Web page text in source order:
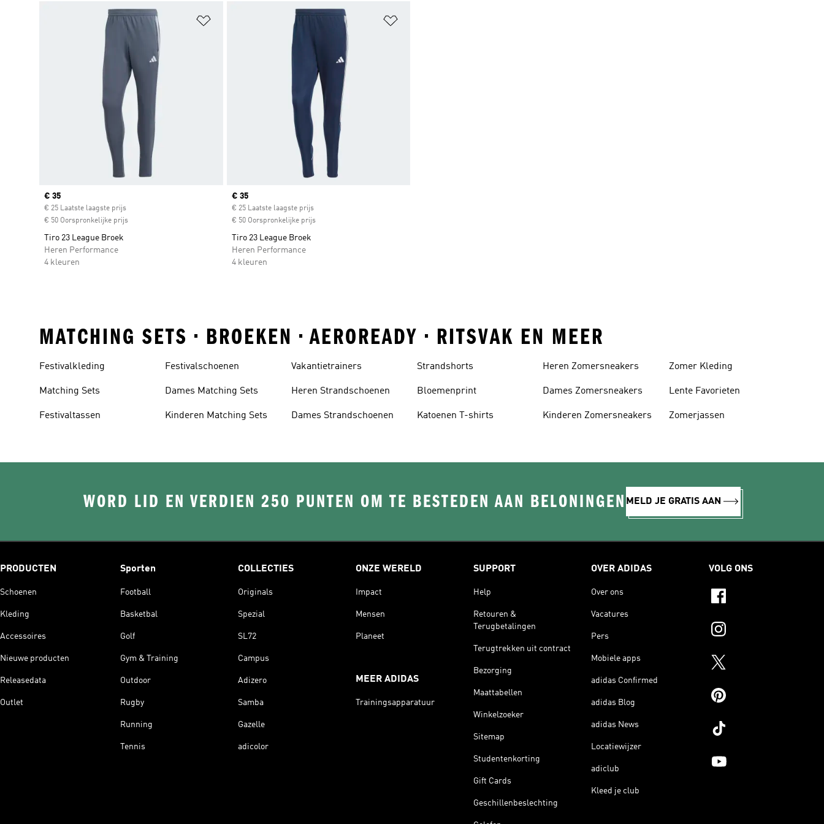
Op verlanglijst zetten
Current price
€ 35
€ 25 Laatste laagste prijs
€ 50 Oorspronkelijke prijs
Tiro 23 League Broek
Heren Performance
4 kleuren
Current price
€ 35
€ 25 Laatste laagste prijs
€ 50 Oorspronkelijke prijs
Tiro 23 League Broek
Heren Performance
4 kleuren
MATCHING SETS • BROEKEN • AEROREADY • RITSVAK EN MEER
Festivalkleding
Matching Sets
Festivaltassen
Festivalschoenen
Dames Matching Sets
Kinderen Matching Sets
Vakantietrainers
Heren Strandschoenen
Dames Strandschoenen
Strandshorts
Bloemenprint
Katoenen T-shirts
Heren Zomersneakers
Dames Zomersneakers
Kinderen Zomersneakers
Zomer Kleding
Lente Favorieten
Zomerjassen
WORD LID EN VERDIEN 250 PUNTEN OM TE BESTEDEN AAN BELONINGEN MELD JE GRATIS AAN
PRODUCTEN
Schoenen
Kleding
Accessoires
Nieuwe producten
Releasedata
Outlet
Sporten
Football
Basketbal
Golf
Gym & Training
Outdoor
Rugby
Running
Tennis
COLLECTIES
Originals
Spezial
SL72
Campus
Adizero
Samba
Gazelle
adicolor
ONZE WERELD
Impact
Mensen
Planeet
MEER ADIDAS
Trainingsapparatuur
SUPPORT
Help
Retouren &
Terugbetalingen
Terugtrekken uit contract
Bezorging
Maattabellen
Winkelzoeker
Sitemap
Studentenkorting
Gift Cards
Geschillenbeslechting
OVER ADIDAS
Over ons
Vacatures
Pers
Mobiele apps
adidas Confirmed
adidas Blog
adidas News
Locatiewijzer
adiclub
Kleed je club
VOLG ONS